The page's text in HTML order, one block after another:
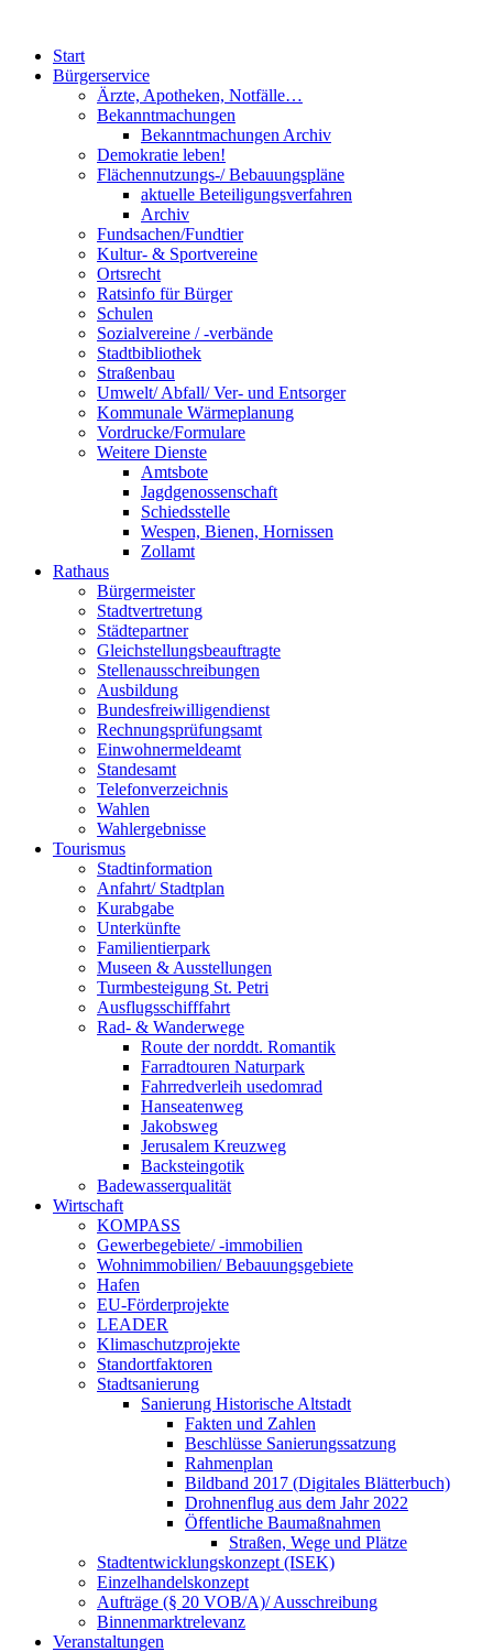
Start
Bürgerservice
Ärzte, Apotheken, Notfälle…
Bekanntmachungen
Bekanntmachungen Archiv
Demokratie leben!
Flächennutzungs-/ Bebauungspläne
aktuelle Beteiligungsverfahren
Archiv
Fundsachen/Fundtier
Kultur- & Sportvereine
Ortsrecht
Ratsinfo für Bürger
Schulen
Sozialvereine / -verbände
Stadtbibliothek
Straßenbau
Umwelt/ Abfall/ Ver- und Entsorger
Kommunale Wärmeplanung
Vordrucke/Formulare
Weitere Dienste
Amtsbote
Jagdgenossenschaft
Schiedsstelle
Wespen, Bienen, Hornissen
Zollamt
Rathaus
Bürgermeister
Stadtvertretung
Städtepartner
Gleichstellungsbeauftragte
Stellenausschreibungen
Ausbildung
Bundesfreiwilligendienst
Rechnungsprüfungsamt
Einwohnermeldeamt
Standesamt
Telefonverzeichnis
Wahlen
Wahlergebnisse
Tourismus
Stadtinformation
Anfahrt/ Stadtplan
Kurabgabe
Unterkünfte
Familientierpark
Museen & Ausstellungen
Turmbesteigung St. Petri
Ausflugsschifffahrt
Rad- & Wanderwege
Route der norddt. Romantik
Farradtouren Naturpark
Fahrredverleih usedomrad
Hanseatenweg
Jakobsweg
Jerusalem Kreuzweg
Backsteingotik
Badewasserqualität
Wirtschaft
KOMPASS
Gewerbegebiete/ -immobilien
Wohnimmobilien/ Bebauungsgebiete
Hafen
EU-Förderprojekte
LEADER
Klimaschutzprojekte
Standortfaktoren
Stadtsanierung
Sanierung Historische Altstadt
Fakten und Zahlen
Beschlüsse Sanierungssatzung
Rahmenplan
Bildband 2017 (Digitales Blätterbuch)
Drohnenflug aus dem Jahr 2022
Öffentliche Baumaßnahmen
Straßen, Wege und Plätze
Stadtentwicklungskonzept (ISEK)
Einzelhandelskonzept
Aufträge (§ 20 VOB/A)/ Ausschreibung
Binnenmarktrelevanz
Veranstaltungen